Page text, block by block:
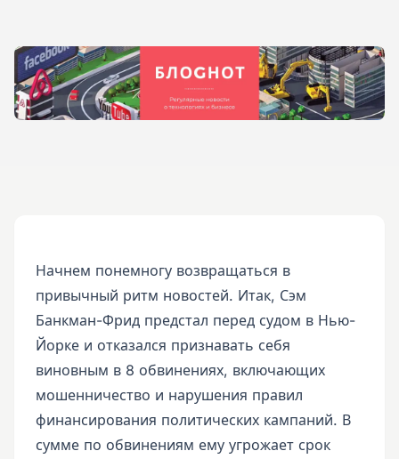
Начнем понемногу возвращаться в
привычный ритм новостей. Итак, Сэм
Банкман-Фрид предстал перед судом в Нью-
Йорке и отказался признавать себя
виновным в 8 обвинениях, включающих
мошенничество и нарушения правил
финансирования политических кампаний. В
сумме по обвинениям ему угрожает срок